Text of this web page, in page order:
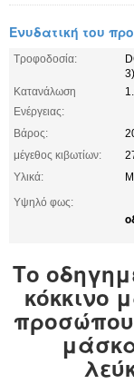
Ενυδατική του
Τροφοδοσία:
3)
Κατανάλωση
Ενέργειας:
Βάρος:
μέγεθος κιβωτίων:
Υλικά:
Υψηλό φως:
Το
κόκκινο